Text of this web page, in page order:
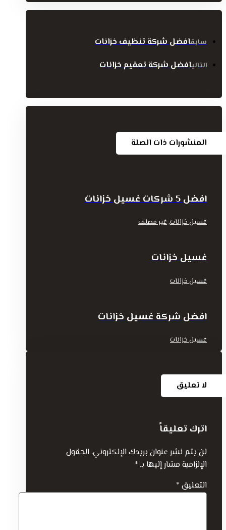
سابقافضل شركة تنظيف خزانات
التاليافضل شركة تعقيم خزانات
المنشورات ذات الصلة
افضل 5 شركات غسيل خزانات
غسيل خزانات,غير مصنف
غسيل خزانات
غسيل خزانات
افضل شركة غسيل خزانات
غسيل خزانات
لا تعليق
اترك تعليقاً
لن يتم نشر عنوان بريدك الإلكتروني. الحقول
الإلزامية مشار إليها بـ*
التعليق *